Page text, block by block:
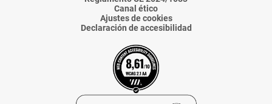
Canal ético
Ajustes de cookies
Declaración de accesibilidad